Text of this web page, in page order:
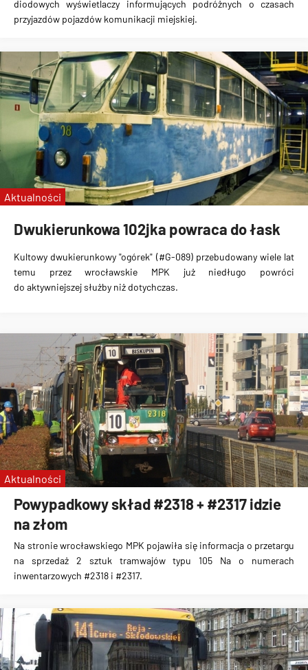
diodowych wyświetlaczy informujących podróżnych o czasach
przyjazdów pojazdów komunikacji miejskiej.
Dwukierunkowa 102jka powraca do łask
Kultowy dwukierunkowy "ogórek" (#G-089) przebudowany wiele lat
temu przez wrocławskie MPK już niedługo powróci
do aktywniejszej służby niż dotychczas.
Aktualności
Powypadkowy skład #2318 + #2317 idzie
na złom
Na stronie wrocławskiego MPK pojawiła się informacja o przetargu
na sprzedaż 2 sztuk tramwajów typu 105 Na o numerach
inwentarzowych #2318 i #2317.
Aktualności